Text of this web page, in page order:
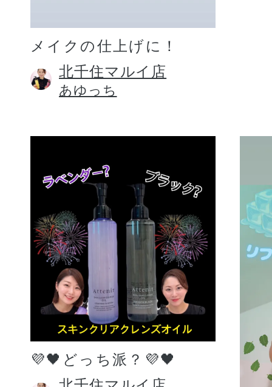
メイクの仕上げに！
北千住マルイ店
あゆっち
💜🖤どっち派？💜🖤